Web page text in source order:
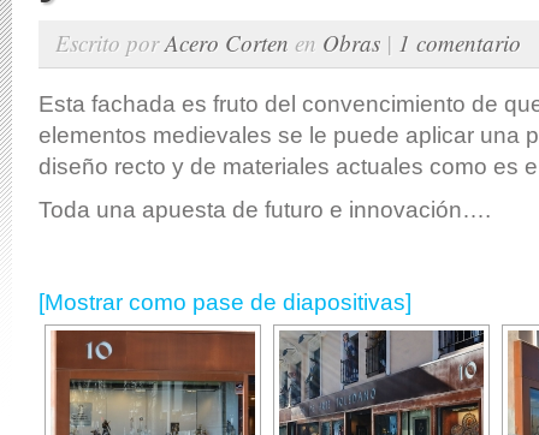
Escrito porAcero Corten en Obras | 1 comentario
Esta fachada es fruto del convencimiento de
elementos medievales se le puede aplicar una
diseño recto y de materiales actuales como es
Toda una apuesta de futuro e innovación….
[Mostrar como pase de diapositivas]